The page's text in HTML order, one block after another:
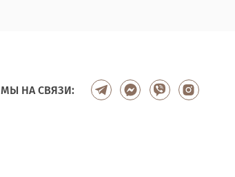
МЫ НА СВЯЗИ: